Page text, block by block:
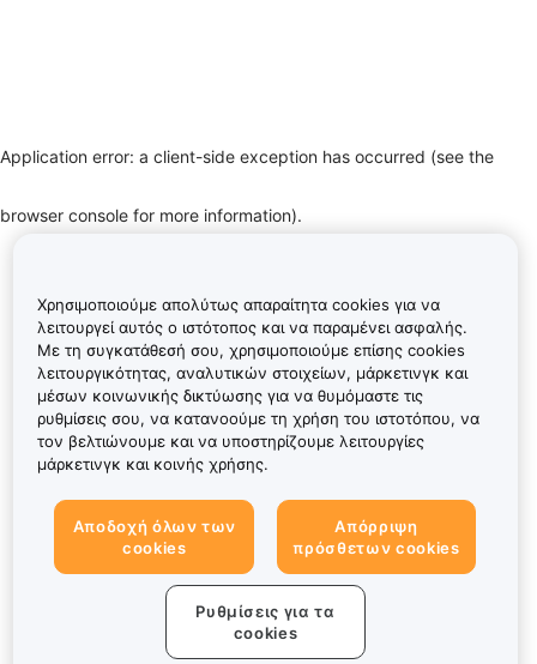
Application error: a client-side exception has occurred (see the
browser console for more information).
Χρησιμοποιούμε απολύτως απαραίτητα cookies για να
λειτουργεί αυτός ο ιστότοπος και να παραμένει ασφαλής.
Με τη συγκατάθεσή σου, χρησιμοποιούμε επίσης cookies
λειτουργικότητας, αναλυτικών στοιχείων, μάρκετινγκ και
μέσων κοινωνικής δικτύωσης για να θυμόμαστε τις
ρυθμίσεις σου, να κατανοούμε τη χρήση του ιστοτόπου, να
τον βελτιώνουμε και να υποστηρίζουμε λειτουργίες
μάρκετινγκ και κοινής χρήσης.
Αποδοχή όλων των
cookies
Απόρριψη
πρόσθετων cookies
Ρυθμίσεις για τα
cookies